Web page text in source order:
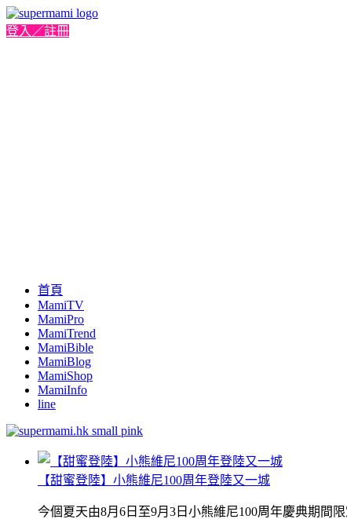
登入／註冊
首頁
MamiTV
MamiPro
MamiTrend
MamiBible
MamiBlog
MamiShop
MamiInfo
line
【甜蜜登陸】小熊維尼100周年登陸又一城
今個夏天由8月6日至9月3日小熊維尼100周年慶典期間